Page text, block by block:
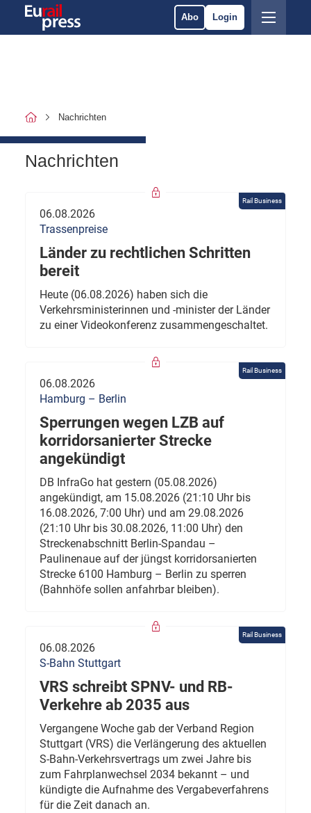
Abo Login
Nachrichten
Nachrichten
Rail Business
06.08.2026
Trassenpreise
Länder zu rechtlichen Schritten
bereit
Heute (06.08.2026) haben sich die
Verkehrsministerinnen und -minister der Länder
zu einer Videokonferenz zusammengeschaltet.
Rail Business
06.08.2026
Hamburg – Berlin
Sperrungen wegen LZB auf
korridorsanierter Strecke
angekündigt
DB InfraGo hat gestern (05.08.2026)
angekündigt, am 15.08.2026 (21:10 Uhr bis
16.08.2026, 7:00 Uhr) und am 29.08.2026
(21:10 Uhr bis 30.08.2026, 11:00 Uhr) den
Streckenabschnitt Berlin-Spandau –
Paulinenaue auf der jüngst korridorsanierten
Strecke 6100 Hamburg – Berlin zu sperren
(Bahnhöfe sollen anfahrbar bleiben).
Rail Business
06.08.2026
S-Bahn Stuttgart
VRS schreibt SPNV- und RB-
Verkehre ab 2035 aus
Vergangene Woche gab der Verband Region
Stuttgart (VRS) die Verlängerung des aktuellen
S-Bahn-Verkehrsvertrags um zwei Jahre bis
zum Fahrplanwechsel 2034 bekannt – und
kündigte die Aufnahme des Vergabeverfahrens
für die Zeit danach an.